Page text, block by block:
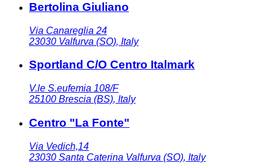
Bertolina Giuliano
Via Canareglia 24
23030 Valfurva (SO), Italy
Sportland C/O Centro Italmark
V.le S.eufemia 108/F
25100 Brescia (BS), Italy
Centro "La Fonte"
Via Vedich,14
23030 Santa Caterina Valfurva (SO), Italy